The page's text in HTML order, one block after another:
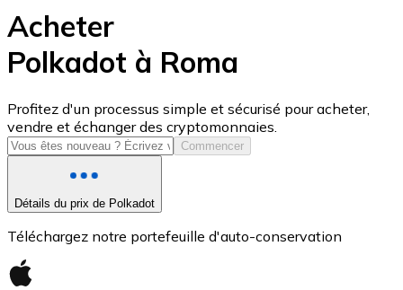
USD Coin
USDC
Acheter
Polkadot à Roma
Profitez d'un processus simple et sécurisé pour acheter,
vendre et échanger des cryptomonnaies.
Commencer
Détails du prix de Polkadot
Téléchargez notre portefeuille d'auto-conservation